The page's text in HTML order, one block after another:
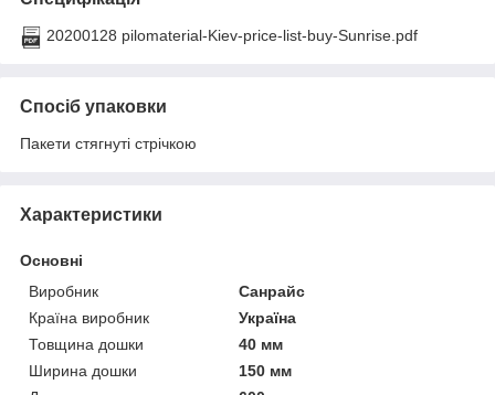
20200128 pilomaterial-Kiev-price-list-buy-Sunrise.pdf
Спосіб упаковки
Пакети стягнуті стрічкою
Характеристики
Основні
Виробник
Санрайс
Країна виробник
Україна
Товщина дошки
40 мм
Ширина дошки
150 мм